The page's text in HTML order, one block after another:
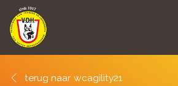
wcagility21